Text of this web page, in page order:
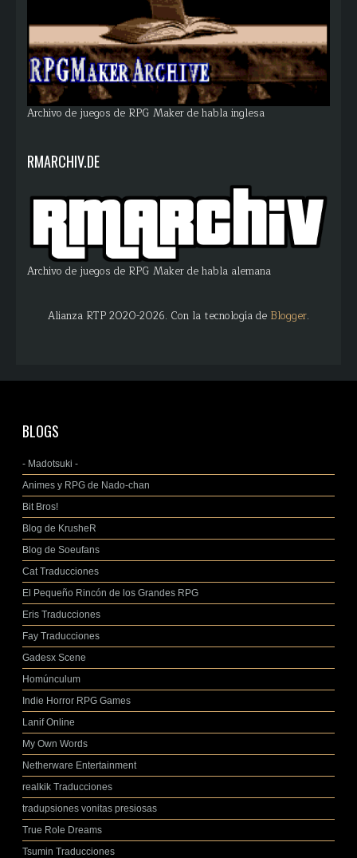
Archivo de juegos de RPG Maker de habla inglesa
RMARCHIV.DE
Archivo de juegos de RPG Maker de habla alemana
Alianza RTP 2020-2026. Con la tecnología de Blogger.
BLOGS
- Madotsuki -
Animes y RPG de Nado-chan
Bit Bros!
Blog de KrusheR
Blog de Soeufans
Cat Traducciones
El Pequeño Rincón de los Grandes RPG
Eris Traducciones
Fay Traducciones
Gadesx Scene
Homúnculum
Indie Horror RPG Games
Lanif Online
My Own Words
Netherware Entertainment
realkik Traducciones
tradupsiones vonitas presiosas
True Role Dreams
Tsumin Traducciones